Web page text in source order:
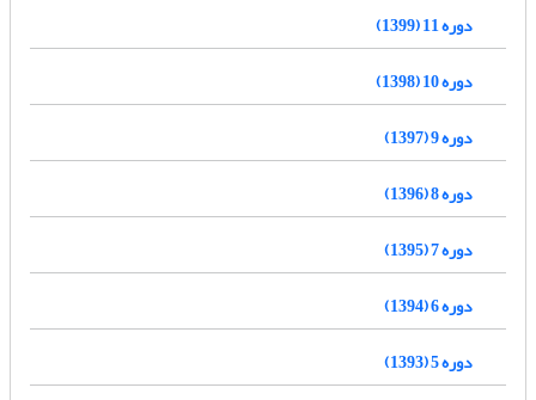
دوره 11 (1399)
دوره 10 (1398)
دوره 9 (1397)
دوره 8 (1396)
دوره 7 (1395)
دوره 6 (1394)
دوره 5 (1393)